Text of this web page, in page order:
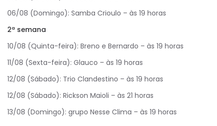
06/08 (Domingo): Samba Crioulo – às 19 horas
2ª semana
10/08 (Quinta-feira): Breno e Bernardo – às 19 horas
11/08 (Sexta-feira): Glauco – às 19 horas
12/08 (Sábado): Trio Clandestino – às 19 horas
12/08 (Sábado): Rickson Maioli – às 21 horas
13/08 (Domingo): grupo Nesse Clima – às 19 horas